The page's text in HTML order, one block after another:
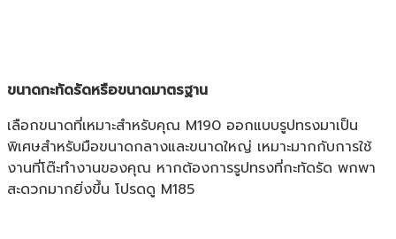
ขนาดกะทัดรัดหรือขนาดมาตรฐาน
เลือกขนาดที่เหมาะสำหรับคุณ M190 ออกแบบรูปทรงมาเป็น
พิเศษสำหรับมือขนาดกลางและขนาดใหญ่ เหมาะมากกับการใช้
งานที่โต๊ะทำงานของคุณ หากต้องการรูปทรงที่กะทัดรัด พกพา
สะดวกมากยิ่งขึ้น โปรดดู M185